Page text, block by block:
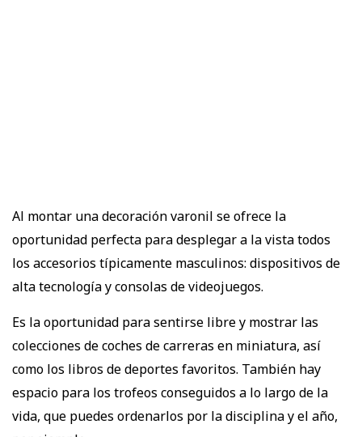
Al montar una decoración varonil se ofrece la
oportunidad perfecta para desplegar a la vista todos
los accesorios típicamente masculinos: dispositivos de
alta tecnología y consolas de videojuegos.
Es la oportunidad para sentirse libre y mostrar las
colecciones de coches de carreras en miniatura, así
como los libros de deportes favoritos. También hay
espacio para los trofeos conseguidos a lo largo de la
vida, que puedes ordenarlos por la disciplina y el año,